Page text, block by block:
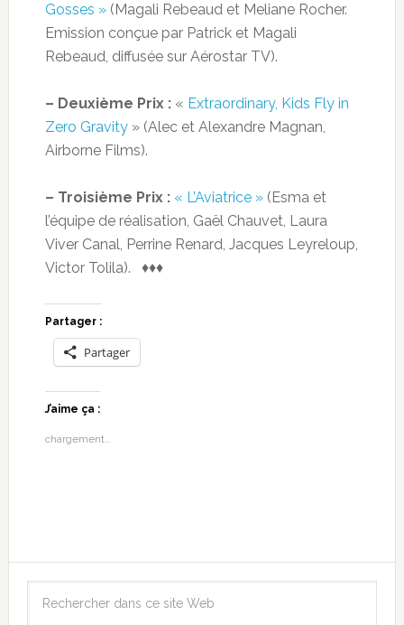
Gosses »(Magali Rebeaud et Meliane Rocher.
Emission conçue par Patrick et Magali
Rebeaud, diffusée sur Aérostar TV).
– Deuxième Prix : « Extraordinary, Kids Fly in
Zero Gravity» (Alec et Alexandre Magnan,
Airborne Films).
– Troisième Prix : « L’Aviatrice »(Esma et
l’équipe de réalisation, Gaël Chauvet, Laura
Viver Canal, Perrine Renard, Jacques Leyreloup,
Victor Tolila). ♦♦♦
Partager :
Partager
J’aime ça :
chargement…